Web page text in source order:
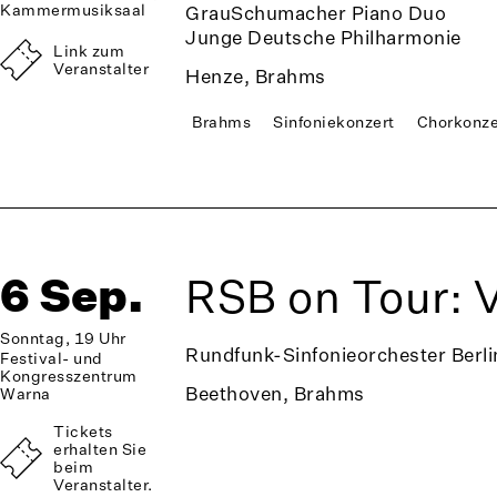
Kammermusiksaal
Link zum
Veranstalter
GrauSchumacher Piano Duo
Junge Deutsche Philharmonie
Henze, Brahms
Brahms Sinfoniekonzert
6 Sep.
Sonntag, 19 Uhr
Festival- und
Kongresszentrum
Warna
Tickets
erhalten Sie
beim
Veranstalter.
RSB on Tour:
Rundfunk-Sinfonieorchester
Beethoven, Brahms